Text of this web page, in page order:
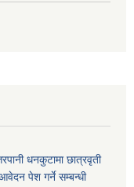
धनकुटामा छात्रवृती
पेश गर्ने सम्बन्धी